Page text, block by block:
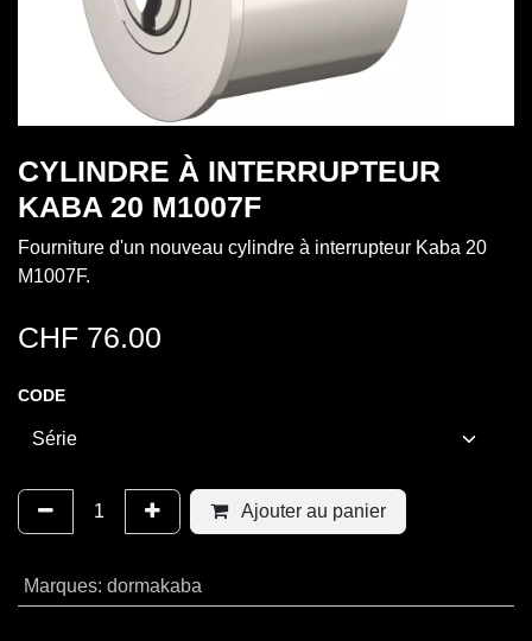
CYLINDRE À INTERRUPTEUR
KABA 20 M1007F
Fourniture d'un nouveau cylindre à interrupteur Kaba 20
M1007F.
CHF 76.00
CODE
Ajouter au panier
Marques: dormakaba